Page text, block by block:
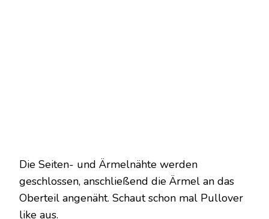
Die Seiten- und Ärmelnähte werden
geschlossen, anschließend die Ärmel an das
Oberteil angenäht. Schaut schon mal Pullover
like aus.